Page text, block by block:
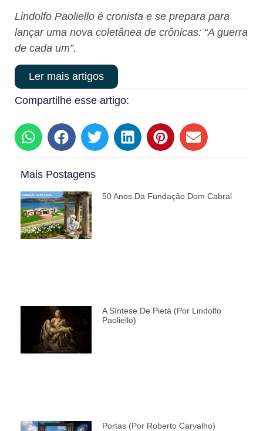
Lindolfo Paoliello é cronista e se prepara para
lançar uma nova coletânea de crônicas: “A guerra
de cada um”.
Ler mais artigos
Compartilhe esse artigo:
Mais Postagens
50 Anos Da Fundação Dom Cabral
A Síntese De Pietà (por Lindolfo
Paoliello)
Portas (por Roberto Carvalho)